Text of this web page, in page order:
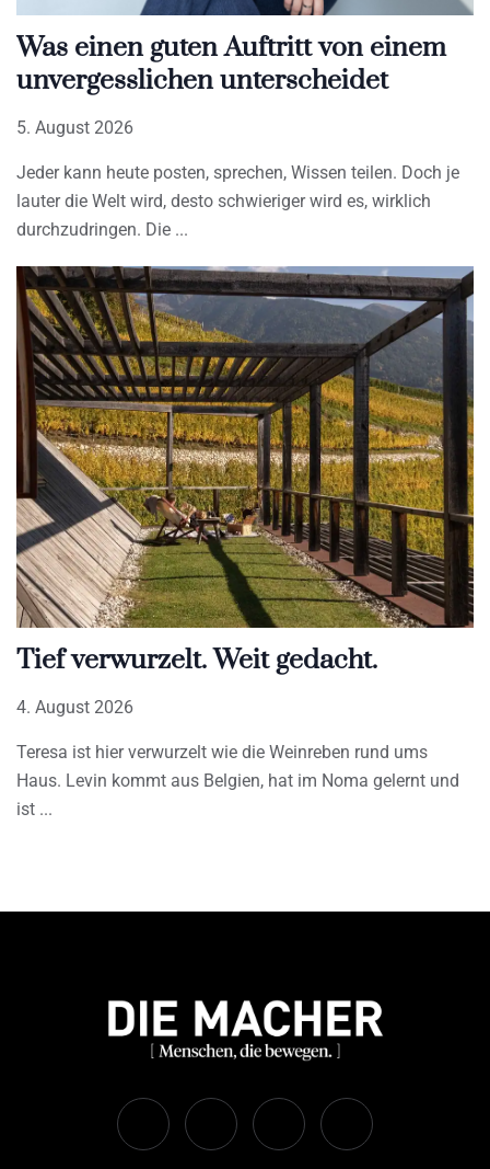
Was einen guten Auftritt von einem
unvergesslichen unterscheidet
5. August 2026
Jeder kann heute posten, sprechen, Wissen teilen. Doch je
lauter die Welt wird, desto schwieriger wird es, wirklich
durchzudringen. Die
Tief verwurzelt. Weit gedacht.
4. August 2026
Teresa ist hier verwurzelt wie die Weinreben rund ums
Haus. Levin kommt aus Belgien, hat im Noma gelernt und
ist